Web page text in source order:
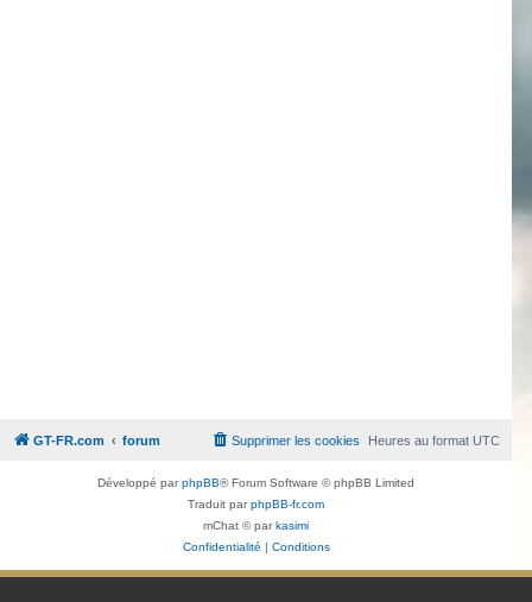
GT-FR.com forum Heures au formatUTC
Supprimer les cookies
Développé parphpBB® Forum Software © phpBB Limited
Traduit parphpBB-fr.com
mChat © par kasimi
Confidentialité
Conditions